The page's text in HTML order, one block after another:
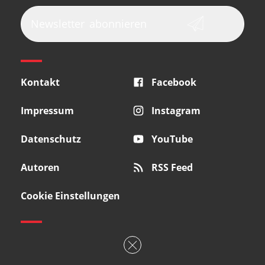
Audio-Technica
Presonus
Kontakt
Impressum
Datenschutz
Autoren
Cookie Einstellungen
Facebook
Instagram
YouTube
RSS Feed